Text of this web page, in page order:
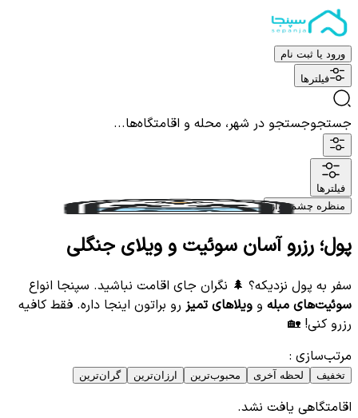
ورود یا ثبت نام
فیلترها
جستجوجستجو در شهر، محله و اقامتگاه‌ها...
فیلترها
منظره چشم نواز
پول؛ رزرو آسان سوئیت و ویلای جنگلی
سفر به پول نزدیکه؟ 🌲 نگران جای اقامت نباشید. سپنجا انواع
سوئیت‌های مبله و ویلاهای تمیز رو براتون اینجا داره. فقط کافیه
رزرو کنی! 🏡
مرتب‌سازی :
تخفیف لحظه آخری محبوب‌ترین ارزان‌ترین گران‌ترین
اقامتگاهی یافت نشد.